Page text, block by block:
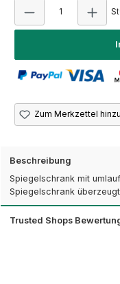
Zum Merkzettel
Beschreibung
Spiegelschrank mit
Spiegelschrank
Trusted Shops